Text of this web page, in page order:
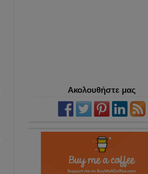
Ακολουθήστε μας